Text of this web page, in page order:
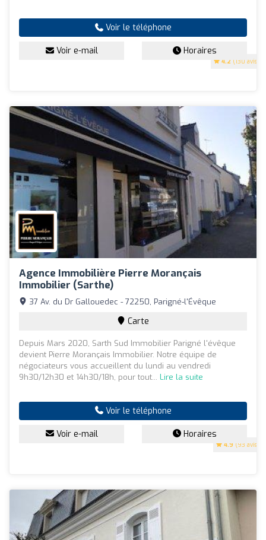
4.2 (130 avis)
Voir le téléphone
Voir e-mail Horaires
Agence Immobilière Pierre Morançais
Immobilier (Sarthe)
4.9 (93 avis)
37 Av. du Dr Gallouedec - 72250, Parigné-l'Évêque
Carte
Depuis Mars 2020, Sarth Sud Immobilier Parigné l'évêque
devient Pierre Morançais Immobilier. Notre équipe de
négociateurs vous accueillent du lundi au vendredi
9h30/12h30 et 14h30/18h, pour tout... Lire la suite
Voir le téléphone
Voir e-mail Horaires